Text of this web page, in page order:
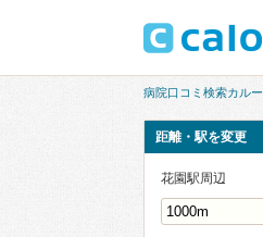
病院口コミ検索カルー
距離・駅を変更
花園駅周辺